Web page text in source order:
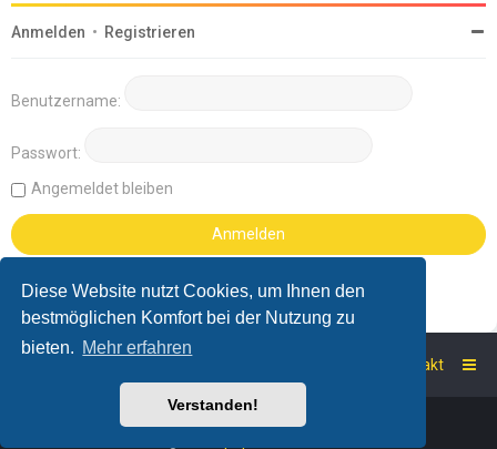
Diese Website nutzt Cookies, um Ihnen den
bestmöglichen Komfort bei der Nutzung zu
bieten. Mehr erfahren
Verstanden!
Anmelden • Registrieren
Benutzername:
Passwort:
Angemeldet bleiben
Kontakt
phpBB™